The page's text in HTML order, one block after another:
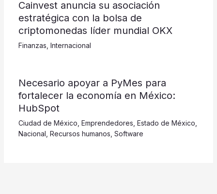
Cainvest anuncia su asociación
estratégica con la bolsa de
criptomonedas líder mundial OKX
Finanzas Internacional
​​​​​Necesario apoyar a PyMes para
fortalecer la economía en México:
HubSpot
Ciudad de México Emprendedores Estado de México
Nacional Recursos humanos Software